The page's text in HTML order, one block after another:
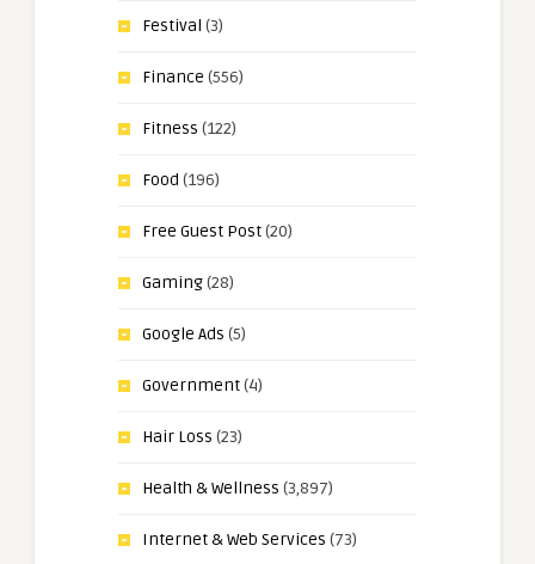
Festival (3)
Finance (556)
Fitness (122)
Food (196)
Free Guest Post(20)
Gaming(28)
Google Ads (5)
Government(4)
Hair Loss (23)
Health & Wellness (3,897)
Internet & Web Services (73)